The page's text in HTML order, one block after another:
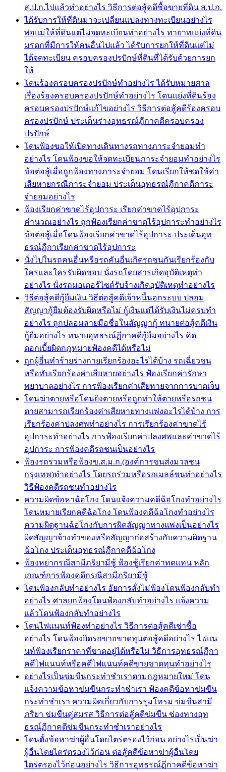
ส.ป.ก.ไปแล้วทำอย่างไร วิธีการต่อสู้คดีซื้อขายที่ดิน ส.ป.ก.
ได้รับการให้ที่ดินมาจะเปลี่ยนแปลงทางทะเบียนอย่างไร
พ่อแม่ให้ที่ดินแต่ไม่จดทะเบียนทำอย่างไร ทายาทแย่งที่ดิน
มรดกที่มีการให้คนอื่นไปแล้ว ได้รับการยกให้ที่ดินแต่ไม่
ได้จดทะเบียน ครอบครองปรปักษ์ที่ดินที่ได้รับด้วยการยก
ให้
โดนร้องครอบครองปรปักษ์ทำอย่างไร ได้รับหมายศาล
เรื่องร้องครอบครองปรปักษ์ทำอย่างไร โดนแย่งที่ดินร้อง
ครอบครองปรปักษ์แก้ไขอย่างไร วิธีการต่อสู้คดีร้องครอบ
ครองปรปักษ์ ประเด็นร่างอุทธรณ์ฏีกาคดีครอบครอง
ปรปักษ์
โดนฟ้องขอให้เปิดทางเดินทางรถทางภาระจำยอมทำ
อย่างไร โดนฟ้องขอให้จดทะเบียนภาระจำยอมทำอย่างไร
ข้อต่อสู้เมื่อถูกฟ้องทางภาระจำยอม โดนเรียกให้ชดใช้ค่า
เสียหายกรณีภาระจำยอม ประเด็นอุทธรณ์ฏีกาคดีภาระ
จำยอมอย่างไร
ฟ้องเรียกค่าขาดไร้อุปการะ เรียกค่าขาดไร้อุปการะ
คำนวณอย่างไร ถูกฟ้องเรียกค่าขาดไร้อุปการะทำอย่างไร
ข้อต่อสู้เมื่อโดนฟ้องเรียกค่าขาดไร้อุปการะ ประเด็นอุท
ธรณ์ฏีกาเรียกค่าขาดไร้อุปการะ
นั่งไปในรถคนอื่นหรือรถคันอื่นเกิดรถชนกันเรียกร้องกับ
ใครและใครรับผิดชอบ นั่งรถโดยสารเกิดอุบัติเหตุทำ
อย่างไร นั่งรถมอเตอร์ไซต์รับจ้างเกิดอุบัติเหตุทำอย่างไร
วิธีต่อสู้คดีกู้ยืมเงิน วิธีต่อสู้คดีเจ้าหนี้นอกระบบ ปลอม
สัญญากู้ยืมต้องรับผิดหรือไม่ กู้เงินแต่ได้รับเงินไม่ครบทำ
อย่างไร ถูกปลอมลายมือชื่อในสัญญากู้ ทนายต่อสู้คดีเงิน
กู้ยืมอย่างไร ทนายอุทธรณ์ฏีกาคดีกู้ยืมอย่างไร คิด
ดอกเบี้ยผิดกฎหมายฟ้องคดีได้หรือไม่
ถูกผู้อื่นทำร้ายร่างกายเรียกร้องอะไรได้บ้าง รถเฉี่ยวชน
หรือทับเรียกร้องค่าเสียหายอย่างไร ฟ้องเรียกค่ารักษา
พยาบาลอย่างไร การฟ้องเรียกค่าเสียหายจากการบาดเจ็บ
โดนฆ่าตายหรือโดนยิงตายหรือถูกทำให้ตายหรือรถชน
ตายสามารถเรียกร้องค่าเสียหายทางแพ่งอะไรได้บ้าง การ
เรียกร้องค่าปลงศพทำอย่างไร การเรียกร้องค่าขาดไร้
อุปการะทำอย่างไร การฟ้องเรียกค่าปลงศพและค่าขาดไร้
อุปการะ การฟ้องคดีรถชนเป็นอย่างไร
ฟ้องรถร่วมหรือฟ้องข.ส.ม.ก.(องค์การขนส่งมวลชน
กรุงเทพ)ทำอย่างไร โดยรถร่วมหรือรถเมลล์ชนทำอย่างไร
วิธีฟ้องคดีรถชนทำอย่างไร
ความผิดข้อหาฉ้อโกง โดนแจ้งความคดีฉ้อโกงทำอย่างไร
โดนหมายเรียกคดีฉ้อโกง โดนฟ้องคดีฉ้อโกงทำอย่างไร
ความผิดฐานฉ้อโกงกับการผิดสัญญาทางแพ่งเป็นอย่างไร
ผิดสัญญาจ้างทำของหรือสัญญาก่อสร้างกับความผิดฐาน
ฉ้อโกง ประเด็นอุทธรณ์ฏีกาคดีฉ้อโกง
ฟ้องหย่ากรณีสามีภริยามีชู้ ฟ้องชู้เรียกค่าทดแทน หลัก
เกณฑ์การฟ้องคดีกรณีสามีภริยามีชู้
โดนฟ้องกลับทำอย่างไร อัยการสั่งไม่ฟ้องโดนฟ้องกลับทำ
อย่างไร ศาลยกฟ้องโดนฟ้องกลับทำอย่างไร แจ้งความ
แล้วโดนฟ้องกลับทำอย่างไร
โดนไฟแนนท์ฟ้องทำอย่างไร วิธีการต่อสู้คดีเช่าซื้อ
อย่างไร โดนฟ้องยึดรถขายขาดทุนต่อสู้คดีอย่างไร ไฟแน
นท์ฟ้องเรียกราคาที่ขาดอยู่ได้หรือไม่ วิธีการอุทธรณ์ฏีกา
คดีไฟแนนท์หรือคดีไฟแนนท์คดีขายขาดทุนทำอย่างไร
อย่างไรเป็นข่มขืนกระทำชำเราตามกฎหมายใหม่ โดน
แจ้งความข้อหาข่มขืนกระทำชำเรา ฟ้องคดีข้อหาข่มขืน
กระทำชำเรา ความผิดเกี่ยวกับการรุมโทรม ข่มขืนสามี
ภริยา ข่มขืนคู่สมรส วิธีการต่อสู้คดีข่มขืน ช่องทางอุท
ธรณ์ฏีกาคดีข่มขืนกระทำชำเราอย่างไร
โดนตั้งข้อหาฆ่าผู้อื่นโดยไตร่ตรองไว้ก่อน อย่างไรเป็นฆ่า
ผู้อื่นโดยไตร่ตรองไว้ก่อน ต่อสู้คดีข้อหาฆ่าผู้อื่นโดย
ไตร่ตรองไว้ก่อนอย่างไร วิธีการอุทธรณ์ฏีกาคดีข้อหาฆ่า